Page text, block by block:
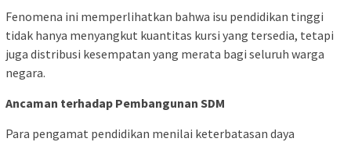
Fenomena ini memperlihatkan bahwa isu pendidikan tinggi
tidak hanya menyangkut kuantitas kursi yang tersedia, tetapi
juga distribusi kesempatan yang merata bagi seluruh warga
negara.
Ancaman terhadap Pembangunan SDM
Para pengamat pendidikan menilai keterbatasan daya